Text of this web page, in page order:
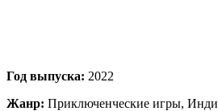
Год выпуска: 2022
Жанр: Приключенческие игры, Инди